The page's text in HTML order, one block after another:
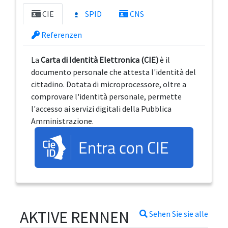
CIE SPID CNS
Referenzen
La Carta di Identità Elettronica (CIE)è il
documento personale che attesta l'identità del
cittadino. Dotata di microprocessore, oltre a
comprovare l'identità personale, permette
l'accesso ai servizi digitali della Pubblica
Amministrazione.
Entra con CIE
Sehen Sie sie alle
AKTIVE RENNEN